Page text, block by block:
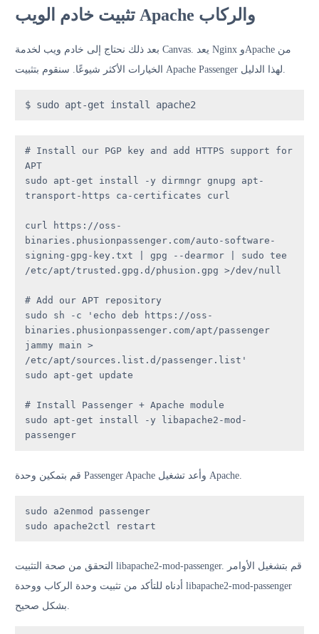
تثبيت خادم الويب Apache والركاب
بعد ذلك نحتاج إلى خادم ويب لخدمة Canvas. يعد Nginx وApache من
# Install our PGP key and add HTTPS support for
APT
sudo apt-get install -y dirmngr gnupg apt-
transport-https ca-certificates curl
curl https://oss-
binaries.phusionpassenger.com/auto-software-
signing-gpg-key.txt | gpg --dearmor | sudo tee
/etc/apt/trusted.gpg.d/phusion.gpg >/dev/null
# Add our APT repository
sudo sh -c 'echo deb https://oss-
binaries.phusionpassenger.com/apt/passenger
jammy main >
/etc/apt/sources.list.d/passenger.list'
sudo apt-get update
# Install Passenger + Apache module
sudo apt-get install -y libapache2-mod-
passenger
قم بتمكين وحدة Passenger Apache وأعد تشغيل Apache.
sudo a2enmod passenger
sudo apache2ctl restart
التحقق من صحة التثبيت libapache2-mod-passenger. قم بتشغيل الأوامر
أدناه للتأكد من تثبيت وحدة الركاب ووحدة libapache2-mod-passenger
بشكل صحيح.